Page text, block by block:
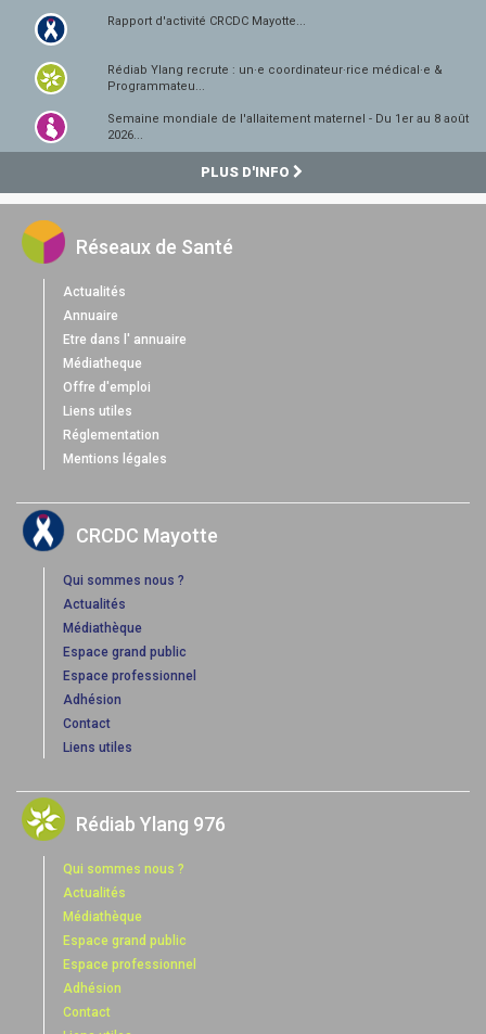
Rapport d'activité CRCDC Mayotte...
Rédiab Ylang recrute : un·e coordinateur·rice médical·e &
Programmateu...
Semaine mondiale de l'allaitement maternel - Du 1er au 8 août
2026...
PLUS D'INFO
Réseaux de Santé
Actualités
Annuaire
Etre dans l' annuaire
Médiatheque
Offre d'emploi
Liens utiles
Réglementation
Mentions légales
CRCDC Mayotte
Qui sommes nous ?
Actualités
Médiathèque
Espace grand public
Espace professionnel
Adhésion
Contact
Liens utiles
Rédiab Ylang 976
Qui sommes nous ?
Actualités
Médiathèque
Espace grand public
Espace professionnel
Adhésion
Contact